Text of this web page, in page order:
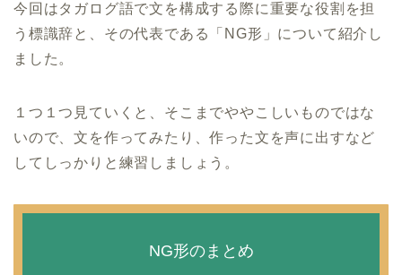
今回はタガログ語で文を構成する際に重要な役割を担
う標識辞と、その代表である「NG形」について紹介し
ました。
１つ１つ見ていくと、そこまでややこしいものではな
いので、文を作ってみたり、作った文を声に出すなど
してしっかりと練習しましょう。
NG形のまとめ